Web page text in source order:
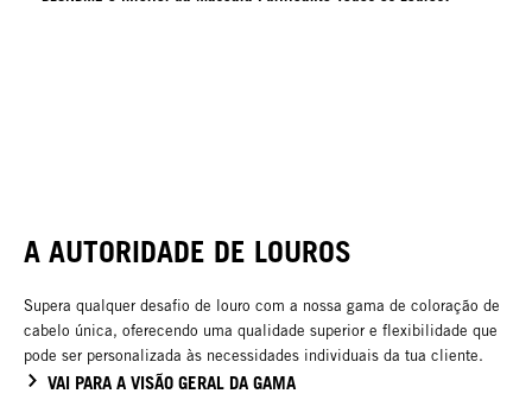
A AUTORIDADE DE LOUROS
Supera qualquer desafio de louro com a nossa gama de coloração de
cabelo única, oferecendo uma qualidade superior e flexibilidade que
pode ser personalizada às necessidades individuais da tua cliente.
VAI PARA A VISÃO GERAL DA GAMA